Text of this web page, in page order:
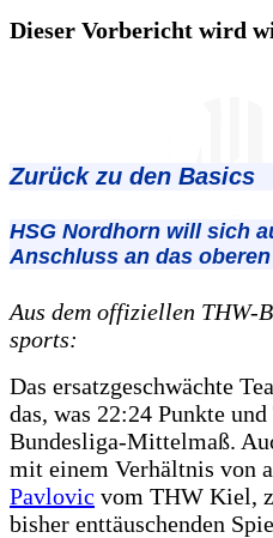
Dieser Vorbericht wird
Zurück zu den Basics
HSG Nordhorn will sich
Anschluss an das
Aus dem offiziellen THW-
sports:
Das ersatzgeschwächte
das, was 22:24 Punkte
Bundesliga-Mittelmaß.
mit einem Verhältnis von
Pavlovic vom THW Kiel,
bisher enttäuschenden